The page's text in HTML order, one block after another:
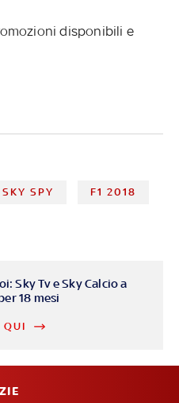
disponibili e
SKY SPY F1 2018
Sky Tv e Sky Calcio a
18 mesi
QUI